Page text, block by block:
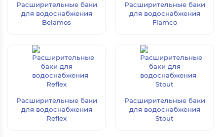
Расширительные баки
для водоснабжения
Belamos
Расширительные баки
для водоснабжения
Flamco
Расширительные баки
для водоснабжения
Reflex
Расширительные баки
для водоснабжения
Stout